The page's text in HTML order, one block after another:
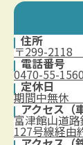
住所
〒299-2118
電話番号
0470-55-
定休日
期間中無休
アクセス（
富津館山道
127号線経由